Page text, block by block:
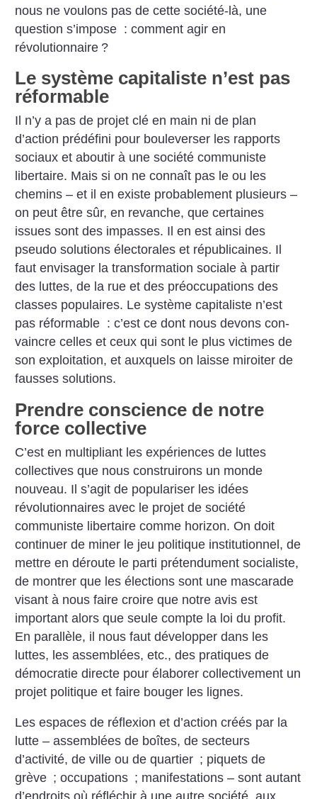
nous ne voulons pas de cette société-là, une
question s’impose : comment agir en
révolutionnaire ?
Le système capitaliste n’est pas
réformable
Il n’y a pas de projet clé en main ni de plan
d’action prédéfini pour bouleverser les rapports
sociaux et aboutir à une société communiste
libertaire. Mais si on ne connaît pas le ou les
chemins – et il en existe probable­ment plusieurs –
on peut être sûr, en revanche, que certaines
issues sont des impasses. Il en est ainsi des
pseudo solutions électorales et républicaines. Il
faut envisager la transformation sociale à partir
des luttes, de la rue et des préoccupations des
classes populaires. Le système capitaliste n’est
pas réformable : c’est ce dont nous devons con­
vaincre celles et ceux qui sont le plus victimes de
son exploitation, et auxquels on laisse miroiter de
fausses solutions.
Prendre conscience de notre
force collective
C’est en multipliant les expériences de luttes
collectives que nous construirons un monde
nouveau. Il s’agit de populariser les idées
révolutionnaires avec le projet de société
communiste libertaire comme horizon. On doit
continuer de miner le jeu politique institutionnel, de
mettre en déroute le parti prétendument socialiste,
de montrer que les élections sont une mascarade
visant à nous faire croire que ­notre avis est
important alors que seule compte la loi du profit.
En parallèle, il nous faut développer dans les
luttes, les assemblées, etc., des pratiques de
démocratie directe pour élaborer collectivement un
projet politique et faire bouger les lignes.
Les espaces de réflexion et d’action créés par la
lutte – assemblées de boîtes, de secteurs
d’activité, de ville ou de quartier ; piquets de
grève ; occupations ; manifestations – sont autant